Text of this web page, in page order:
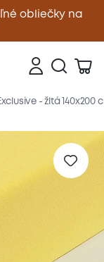
obliečky na
Zavrieť
- žltá 140x200